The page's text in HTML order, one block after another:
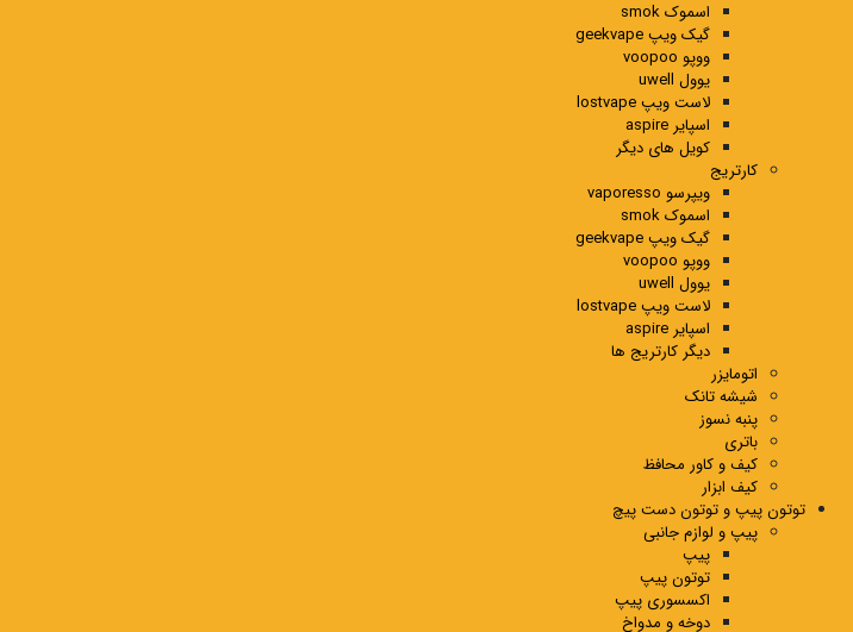
اسموک smok
گیک ویپ geekvape
ووپو voopoo
یوول uwell
لاست ویپ lostvape
اسپایر aspire
کویل های دیگر
کارتریج
ویپرسو vaporesso
اسموک smok
گیک ویپ geekvape
ووپو voopoo
یوول uwell
لاست ویپ lostvape
اسپایر aspire
دیگر کارتریج ها
اتومایزر
شیشه تانک
پنبه نسوز
باتری
کیف و کاور محافظ
کیف ابزار
توتون پیپ و توتون دست پیچ
پیپ و لوازم جانبی
پیپ
توتون پیپ
اکسسوری پیپ
دوخه و مدواخ